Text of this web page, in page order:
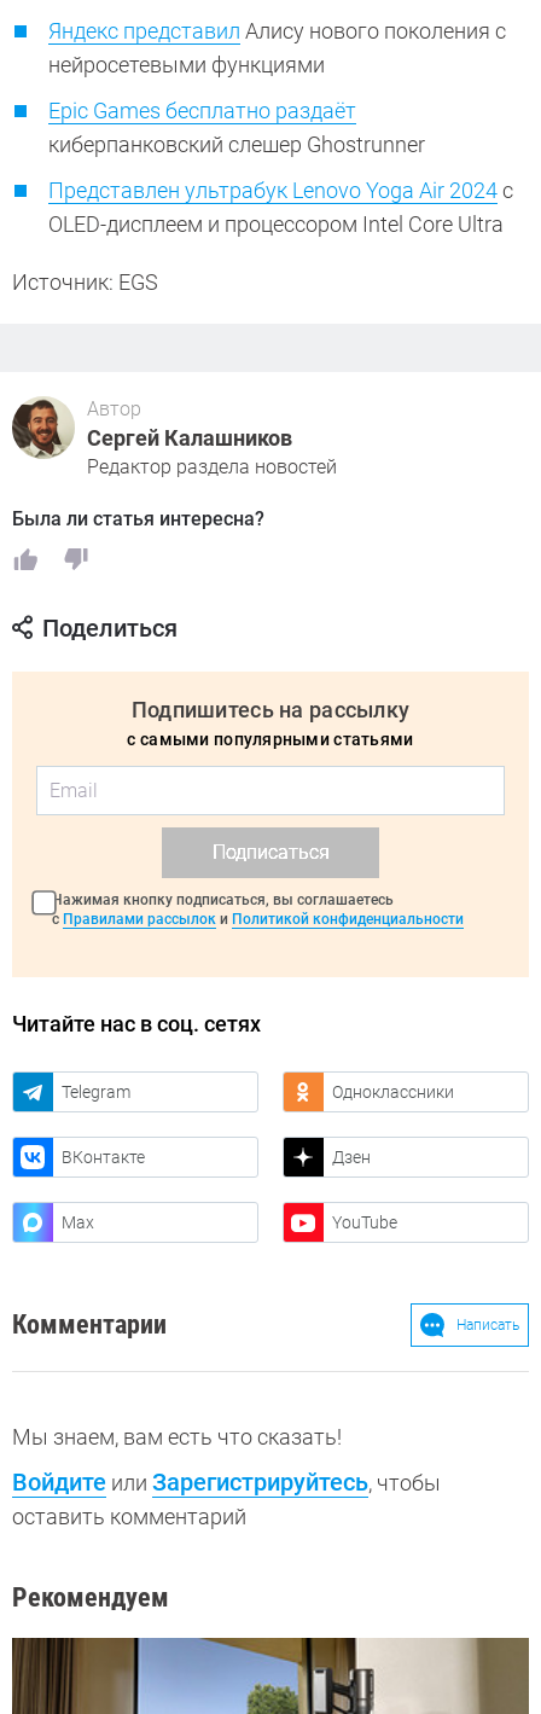
Яндекс представил Алису нового поколения с
нейросетевыми функциями
Epic Games бесплатно раздаёт
киберпанковский слешер Ghostrunner
Представлен ультрабук Lenovo Yoga Air 2024с
OLED-дисплеем и процессором Intel Core Ultra
Источник: EGS
Автор
Сергей Калашников
Редактор раздела новостей
Была ли статья интересна?
Поделиться
Подпишитесь на рассылку
с самыми популярными статьями
Подписаться
Нажимая кнопку подписаться, вы соглашаетесь
с Правилами рассылок и Политикой конфиденциальности
Читайте нас в соц. сетях
Telegram Одноклассники
ВКонтакте Дзен
Max YouTube
Комментарии Написать
Мы знаем, вам есть что сказать!
Войдите или Зарегистрируйтесь, чтобы
оставить комментарий
Рекомендуем